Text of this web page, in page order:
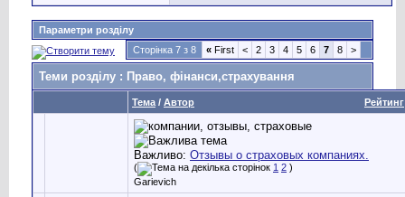
Параметри розділу
Сторінка 7 з 8
« First < 2 3 4 5 6 7 8 >
Теми розділу : Право, фінанси,страхування
Рейтинг
Тема / Автор
Важливо: Отзывы о страховых компаниях.
( 1 2 )
Garievich